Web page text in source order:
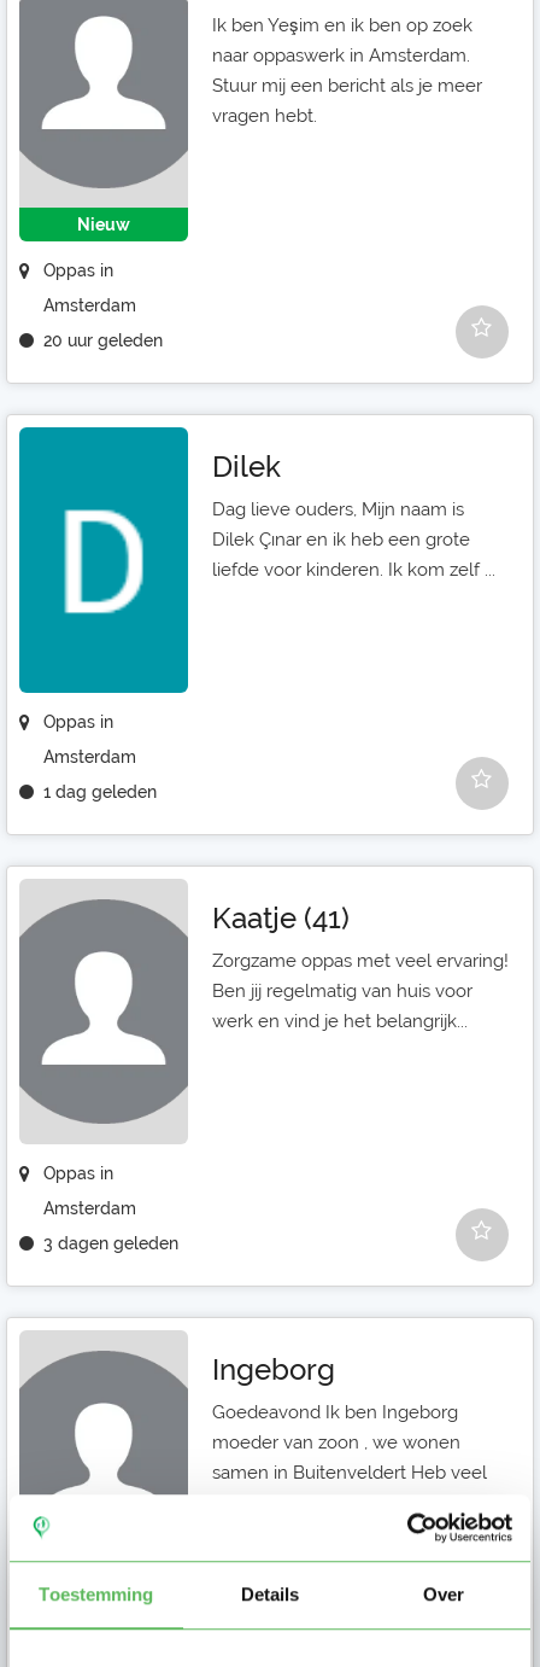
Toestemming Details Over
Nieuw
Oppas in
Amsterdam
20 uur geleden
Ik ben Yeşim en ik ben op zoek
naar oppaswerk in Amsterdam.
Stuur mij een bericht als je meer
vragen hebt.
Oppas in
Amsterdam
1 dag geleden
Dilek
Dag lieve ouders, Mijn naam is
Dilek Çınar en ik heb een grote
liefde voor kinderen. Ik kom zelf ...
Oppas in
Amsterdam
3 dagen geleden
Kaatje (41)
Zorgzame oppas met veel ervaring!
Ben jij regelmatig van huis voor
werk en vind je het belangrijk...
Oppas in
Ingeborg
Goedeavond Ik ben Ingeborg
moeder van zoon , we wonen
samen in Buitenveldert Heb veel